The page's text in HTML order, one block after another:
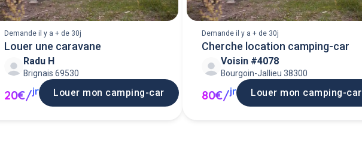
Demande il y a + de 30j
Louer une caravane
Radu H
Brignais 69530
20€/jr Louer mon camping-car
Demande il y a + de 30j
Cherche location camping-car
Voisin #4078
Bourgoin-Jallieu 38300
80€/jr Louer mon camping-car